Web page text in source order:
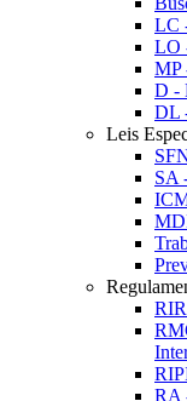
LC
LO
MP
D -
DL
Leis
SA
RA